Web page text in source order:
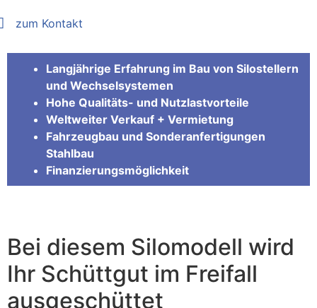
zum Kontakt
Langjährige Erfahrung im Bau von Silostellern
und Wechselsystemen
Hohe Qualitäts- und Nutzlastvorteile
Weltweiter Verkauf + Vermietung
Fahrzeugbau und Sonderanfertigungen
Stahlbau
Finanzierungsmöglichkeit
Bei diesem Silomodell wird
Ihr Schüttgut im Freifall
ausgeschüttet